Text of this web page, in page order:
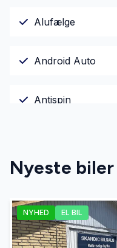
Alufælge
Android Auto
Antispin
Automatisk fjernlys
Automatisk lys
Nyeste biler
NYHED EL BIL